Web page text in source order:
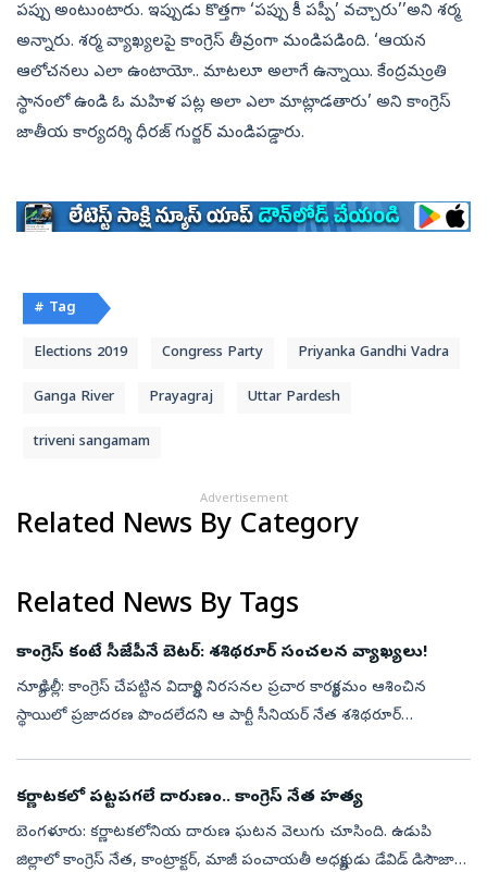
పప్పు అంటుంటారు. ఇప్పుడు కొత్తగా ‘పప్పు కీ పప్పీ’ వచ్చారు’’అని శర్మ
అన్నారు. శర్మ వ్యాఖ్యలపై కాంగ్రెస్‌ తీవ్రంగా మండిపడింది. ‘ఆయన
ఆలోచనలు ఎలా ఉంటాయో.. మాటలూ అలాగే ఉన్నాయి. కేంద్రమంత్రి
స్థానంలో ఉండి ఓ మహిళ పట్ల అలా ఎలా మాట్లాడతారు’ అని కాంగ్రెస్‌
జాతీయ కార్యదర్శి ధీరజ్‌ గుర్జర్‌ మండిపడ్డారు.
# Tag
Elections 2019 Congress Party Priyanka Gandhi Vadra
Ganga River Prayagraj Uttar Pardesh
triveni sangamam
Advertisement
Related News By Category
Related News By Tags
కాంగ్రెస్ కంటే సీజేపీనే బెటర్‌: శశిథరూర్ సంచలన వ్యాఖ్యలు!
న్యూఢిల్లీ: కాంగ్రెస్ చేపట్టిన విద్యార్థి నిరసనల ప్రచార కార్యక్రమం ఆశించిన
స్థాయిలో ప్రజాదరణ పొందలేదని ఆ పార్టీ సీనియర్ నేత శశిథరూర్
కర్ణాటకలో పట్టపగలే దారుణం.. కాంగ్రెస్‌ నేత హత్య
బెంగళూరు: కర్ణాటకలోనియ దారుణ ఘటన వెలుగు చూసింది. ఉడుపి
జిల్లాలో కాంగ్రెస్‌ నేత, కాంట్రాక్టర్‌, మాజీ పంచాయతీ అధ్యక్షుడు డేవిడ్‌ డిసౌజా